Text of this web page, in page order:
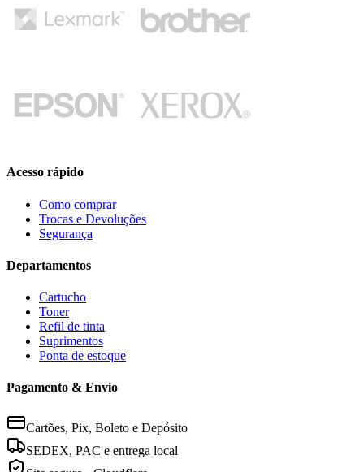
Acesso rápido
Como comprar
Trocas e Devoluções
Segurança
Departamentos
Cartucho
Toner
Refil de tinta
Suprimentos
Ponta de estoque
Pagamento & Envio
Cartões, Pix, Boleto e Depósito
SEDEX, PAC e entrega local